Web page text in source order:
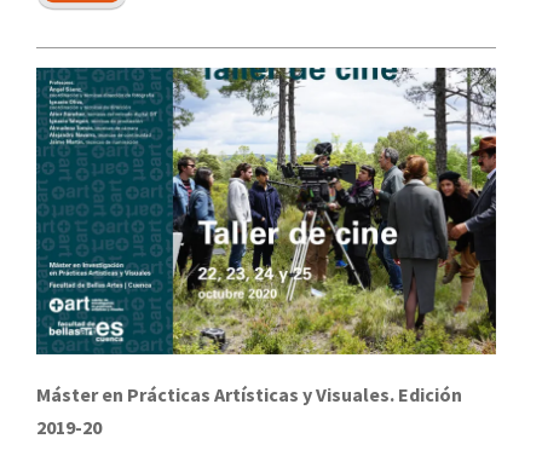
Máster en Prácticas Artísticas y Visuales. Edición
2019-20